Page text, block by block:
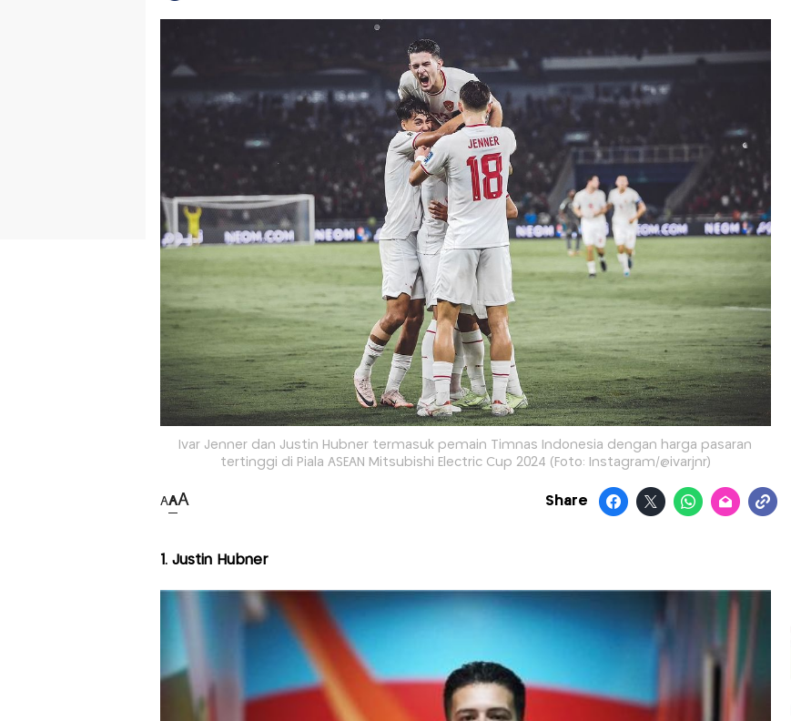
Ivar Jenner dan Justin Hubner termasuk pemain Timnas Indonesia dengan harga pasaran
tertinggi di Piala ASEAN Mitsubishi Electric Cup 2024 (Foto: Instagram/@ivarjnr)
AAA Share
1. Justin Hubner